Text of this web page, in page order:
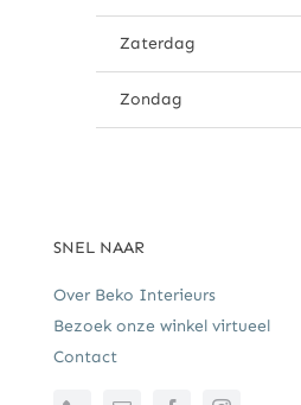
Zaterdag
Zondag
SNEL NAAR
Over Beko Interieurs
Bezoek onze winkel virtueel
Contact